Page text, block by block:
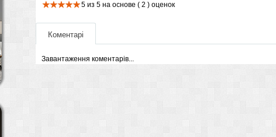
5 из 5 на основе ( 2 ) оценок
Коментарі
Завантаження коментарів...